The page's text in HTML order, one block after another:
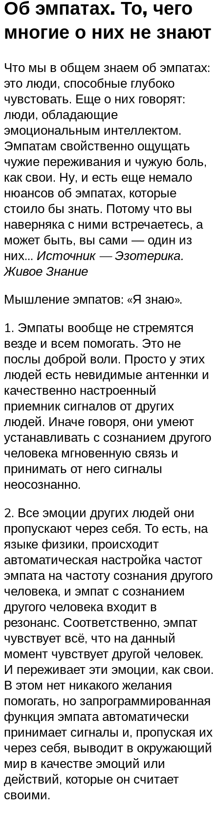
Об эмпатах. То, чего
многие о них не знают
Что мы в общем знаем об эмпатах:
это люди, способные глубоко
чувстовать. Еще о них говорят:
люди, обладающие
эмоциональным интеллектом.
Эмпатам свойственно ощущать
чужие переживания и чужую боль,
как свои. Ну, и есть еще немало
нюансов об эмпатах, которые
стоило бы знать. Потому что вы
наверняка с ними встречаетесь, а
может быть, вы сами — один из
них… Источник — Эзотерика.
Живое Знание
Мышление эмпатов: «Я знаю».
1. Эмпаты вообще не стремятся
везде и всем помогать. Это не
послы доброй воли. Просто у этих
людей есть невидимые антеннки и
качественно настроенный
приемник сигналов от других
людей. Иначе говоря, они умеют
устанавливать с сознанием другого
человека мгновенную связь и
принимать от него сигналы
неосознанно.
2. Все эмоции других людей они
пропускают через себя. То есть, на
языке физики, происходит
автоматическая настройка частот
эмпата на частоту сознания другого
человека, и эмпат с сознанием
другого человека входит в
резонанс. Соответственно, эмпат
чувствует всё, что на данный
момент чувствует другой человек.
И переживает эти эмоции, как свои.
В этом нет никакого желания
помогать, но запрограммированная
функция эмпата автоматически
принимает сигналы и, пропуская их
через себя, выводит в окружающий
мир в качестве эмоций или
действий, которые он считает
своими.